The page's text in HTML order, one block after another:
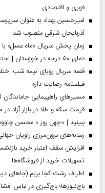
فوری و اقتصادی
امیرحسین بهداد به عنوان
آذربایجان شرقی منصوب شد
زمان پخش سریال «ماه عسل» با
دمای ۵۰ درجه در خوزستان | احتمال بارش‌های سیل‌آسا در ۳ استان
قصه سریال رویای نیمه شب
فیلمنامه رضایت دارم
مسیر‌های راهپیمایی جاماندگان
قیمت سکه و طلا در بازار آزاد در ۱۰ مرداد ۱۴۰۵
ببینید | «چهل روز » محسن
رسانه‌های برون‌مرزی راویان
افزایش سقف اعتبار خرید
تسهیلات خرید از فروشگاه‌ها
اطراف رشت کجا بریم (جاهای
باج‌نیوزها؛ باج‌گیری در لباس